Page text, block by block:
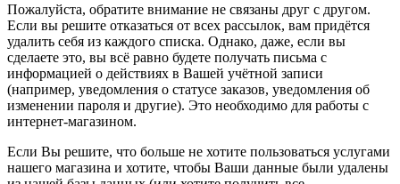
Пожалуйста, обратите внимание не связаны друг с другом.
Если вы решите отказаться от всех рассылок, вам придётся
удалить себя из каждого списка. Однако, даже, если вы
сделаете это, вы всё равно будете получать письма с
информацией о действиях в Вашей учётной записи
(например, уведомления о статусе заказов, уведомления об
изменении пароля и другие). Это необходимо для работы с
интернет-магазином.
Если Вы решите, что больше не хотите пользоваться услугами
нашего магазина и хотите, чтобы Ваши данные были удалены